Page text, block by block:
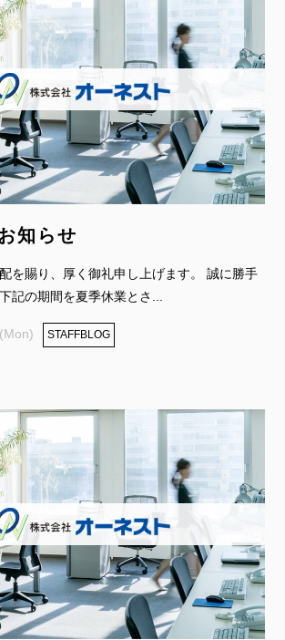
知らせ
を賜り、厚く御礼申し上げます。 誠に勝手
記の期間を夏季休業とさ...
STAFFBLOG